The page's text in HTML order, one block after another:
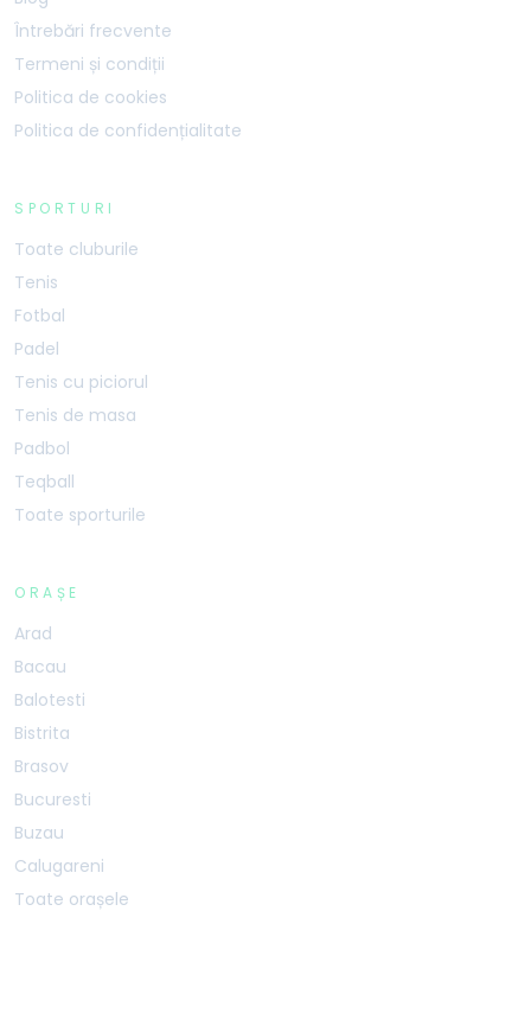
Întrebări frecvente
Termeni și condiții
Politica de cookies
Politica de confidențialitate
SPORTURI
Toate cluburile
Tenis
Fotbal
Padel
Tenis cu piciorul
Tenis de masa
Padbol
Teqball
Toate sporturile
ORAȘE
Arad
Bacau
Balotesti
Bistrita
Brasov
Bucuresti
Buzau
Calugareni
Toate orașele